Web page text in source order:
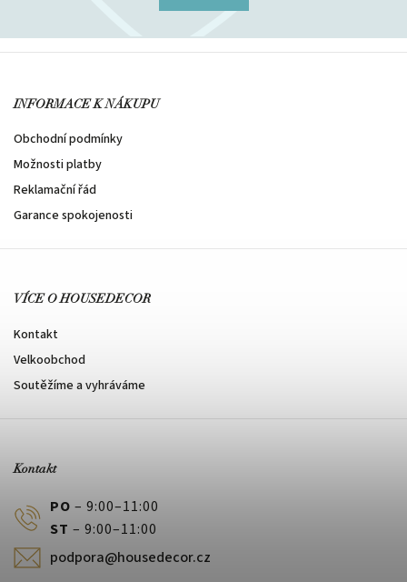
INFORMACE K NÁKUPU
Obchodní podmínky
Možnosti platby
Reklamační řád
Garance spokojenosti
VÍCE O HOUSEDECOR
Kontakt
Velkoobchod
Soutěžíme a vyhráváme
Kontakt
PO – 9:00–11:00
ST – 9:00–11:00
podpora@housedecor.cz